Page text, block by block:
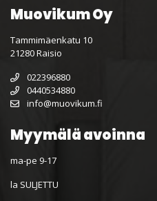
Muovikum Oy
Tammimäenkatu 10
21280 Raisio
022396880
0440534880
info@muovikum.fi
Myymälä avoinna
ma-pe 9-17
la SULJETTU